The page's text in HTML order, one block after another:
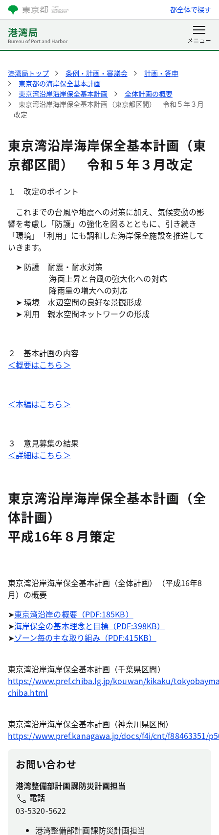
都全体で探す
港湾局トップ 条例・計画・審議会
計画・答申
東京都の海岸保全基本計画
東京湾沿岸海岸保全基本計画
全体計画の概要
東京湾沿岸海岸保全基本計画（東京都区間） 令和５年３月
改定
東京湾沿岸海岸保全基本計画（東
京都区間） 令和５年３月改定
１ 改定のポイント
これまでの台風や地震への対策に加え、気候変動の影
響を考慮し「防護」の強化を図るとともに、引き続き
「環境」「利用」にも調和した海岸保全施設を推進して
いきます。
➤ 防護耐震・耐水対策
海面上昇と台風の強大化への対応
降雨量の増大への対応
➤ 環境 水辺空間の良好な景観形成
➤ 利用 親水空間ネットワークの形成
２ 基本計画の内容
＜概要はこちら＞
＜本編はこちら＞
３ 意見募集の結果
＜詳細はこちら＞
東京湾沿岸海岸保全基本計画（全
体計画）
平成16年８月策定
東京湾沿岸海岸保全基本計画（全体計画）（平成16年8
月）の概要
➤東京湾沿岸の概要（PDF:185KB）
➤海岸保全の基本理念と目標（PDF:398KB）
➤ゾーン毎の主な取り組み（PDF:415KB）
東京湾沿岸海岸保全基本計画（千葉県区間）
https://www.pref.chiba.lg.jp/kouwan/kikaku/
chiba.html
東京湾沿岸海岸保全基本計画（神奈川県区間）
https://www.pref.kanagawa.jp/docs/f4i/cnt/f88463351/
お問い合わせ
港湾整備部計画課防災計画担当
電話
03-5320-5622
港湾整備部計画課防災計画担当